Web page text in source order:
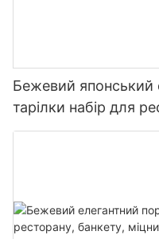
Бежевий японський
тарілки набір для
комерційного